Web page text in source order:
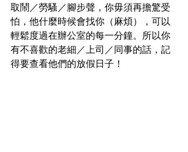
取鬧／勞騷／腳步聲，你毋須再擔驚受
怕，他什麼時候會找你（麻煩），可以
輕鬆度過在辦公室的每一分鐘。所以你
有不喜歡的老細／上司／同事的話，記
得要查看他們的放假日子！